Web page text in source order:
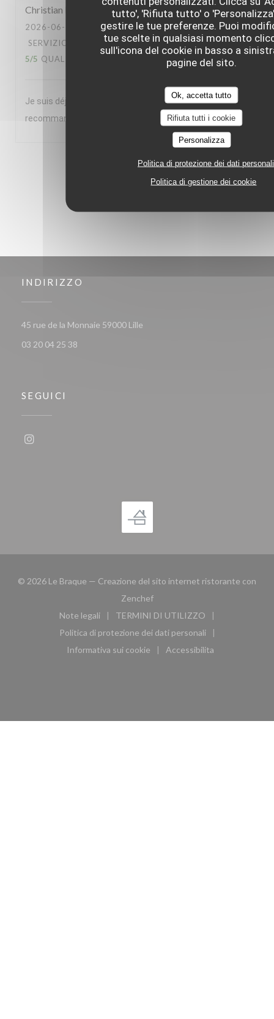
tutto', 'Rifiuta tutto' o
gestire le tue preferenze. Puoi
tue scelte in qualsiasi momento
sull'icona del cookie in basso a
pagine del sito.
Ok, accetta tutto
Rifiuta tutti i cookie
Personalizza
Politica di protezione dei dati personali
Politica di gestione dei cookie
Christian
2026-06-23
- 20:00 - OSPITI 2
SERVIZIO
ATMOSFERA: 5/5 CUCINA:
5/5 QUALITÀ / PREZZO
Je suis déjà venu 5 à 6 fois et je reviendrais. Je le
recommande à des amis
2 3
INDIRIZZO
45 rue de la Monnaie 59000 Lille
03 20 04 25 38
SEGUICI
© 2026 Le Braque — Creazione del sito internet ristorante con
Zenchef((apre una nuova finestra))
Note legali
((apre una nuova finestra))
TERMINI DI UTILIZZO
((apre una nuova finestra))
Politica di protezione dei dati personali
((apre una nuova finestra))
Informativa sui cookie
((apre una nuova finestra))
Accessibilita